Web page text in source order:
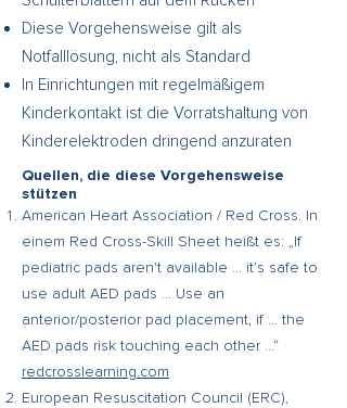
Diese Vorgehensweise gilt als
Notfalllösung, nicht als Standard
In Einrichtungen mit regelmäßigem
Kinderkontakt ist die Vorratshaltung von
Kinderelektroden dringend anzuraten
Quellen, die diese Vorgehensweise
stützen
American Heart Association / Red Cross. In
einem Red Cross-Skill Sheet heißt es: „If
pediatric pads aren’t available … it’s safe to
use adult AED pads … Use an
anterior/posterior pad placement, if … the
AED pads risk touching each other …“
redcrosslearning.com
European Resuscitation Council (ERC),